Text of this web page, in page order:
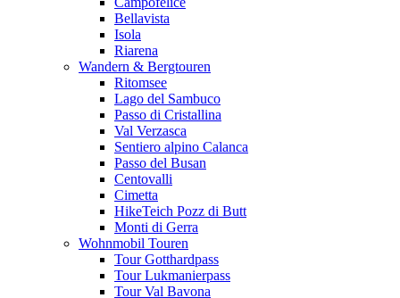
Bellavista
Isola
Riarena
Wandern & Bergtouren
Ritomsee
Lago del Sambuco
Passo di Cristallina
Val Verzasca
Sentiero alpino Calanca
Passo del Busan
Centovalli
Cimetta
HikeTeich Pozz di Butt
Monti di Gerra
Wohnmobil Touren
Tour Gotthardpass
Tour Lukmanierpass
Tour Val Bavona